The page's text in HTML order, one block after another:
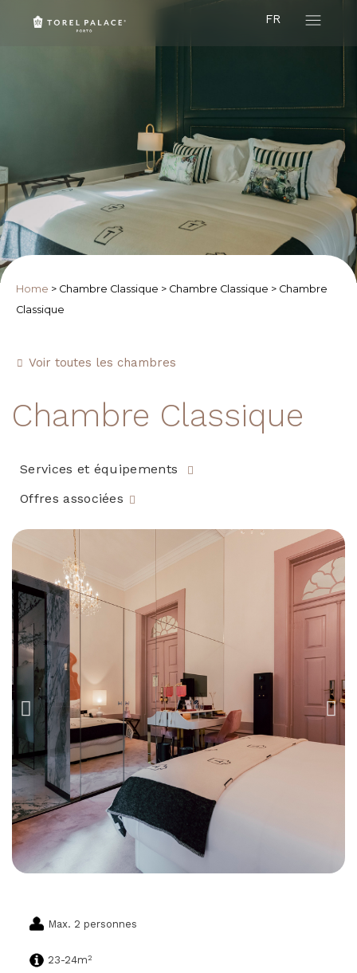
FR
Home > Chambre Classique > Chambre Classique > Chambre
Classique
Voir toutes les chambres
Chambre Classique
Services et équipements
Offres associées
Max. 2 personnes
23-24m2